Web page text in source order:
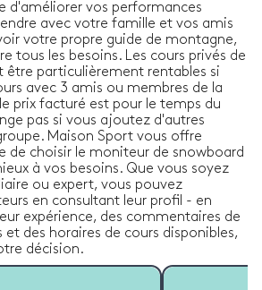
d'améliorer vos performances
avec votre famille et vos amis
votre propre guide de montagne,
tous les besoins. Les cours privés de
être particulièrement rentables si
avec 3 amis ou membres de la
prix facturé est pour le temps du
pas si vous ajoutez d'autres
Maison Sport vous offre
de choisir le moniteur de snowboard
à vos besoins. Que vous soyez
ou expert, vous pouvez
en consultant leur profil - en
expérience, des commentaires de
et des horaires de cours disponibles,
décision.